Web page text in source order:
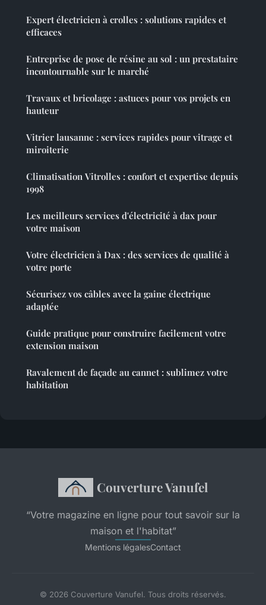
Expert électricien à crolles : solutions rapides et
efficaces
Entreprise de pose de résine au sol : un prestataire
incontournable sur le marché
Travaux et bricolage : astuces pour vos projets en
hauteur
Vitrier lausanne : services rapides pour vitrage et
miroiterie
Climatisation Vitrolles : confort et expertise depuis
1998
Les meilleurs services d'électricité à dax pour
votre maison
Votre électricien à Dax : des services de qualité à
votre porte
Sécurisez vos câbles avec la gaine électrique
adaptée
Guide pratique pour construire facilement votre
extension maison
Ravalement de façade au cannet : sublimez votre
habitation
Couverture Vanufel
“Votre magazine en ligne pour tout savoir sur la
maison et l'habitat”
Mentions légalesContact
© 2026 Couverture Vanufel. Tous droits réservés.